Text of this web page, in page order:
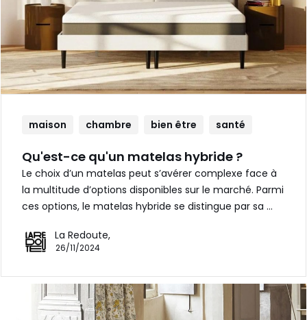
maison chambre bien être santé
Qu'est-ce qu'un matelas hybride ?
Le choix d’un matelas peut s’avérer complexe face à
la multitude d’options disponibles sur le marché. Parmi
ces options, le matelas hybride se distingue par sa …
La Redoute,
26/11/2024